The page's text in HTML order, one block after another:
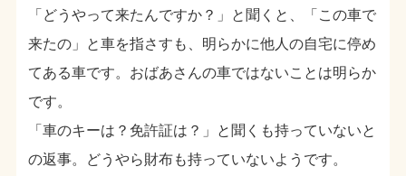
「どうやって来たんですか？」と聞くと、「この車で
来たの」と車を指さすも、明らかに他人の自宅に停め
てある車です。おばあさんの車ではないことは明らか
です。
「車のキーは？免許証は？」と聞くも持っていないと
の返事。どうやら財布も持っていないようです。